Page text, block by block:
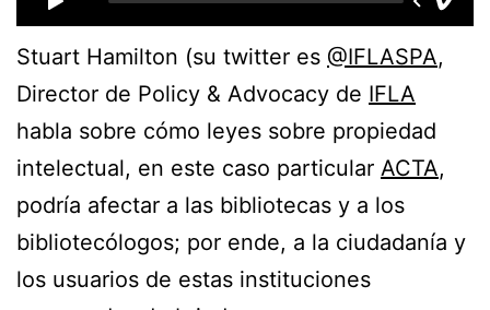
Stuart Hamilton (su twitter es @IFLASPA,
Director de Policy & Advocacy de IFLA
habla sobre cómo leyes sobre propiedad
intelectual, en este caso particular ACTA,
podría afectar a las bibliotecas y a los
bibliotecólogos; por ende, a la ciudadanía y
los usuarios de estas instituciones